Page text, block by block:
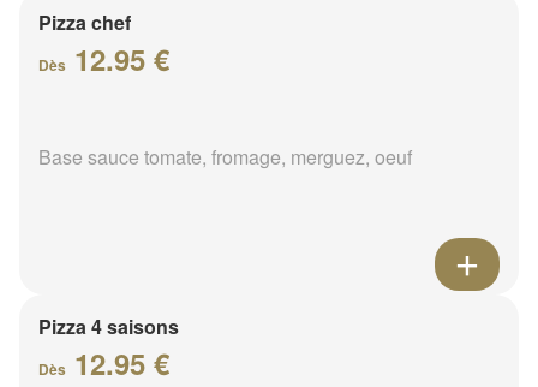
Pizza chef
Dès 12.95 €
Base sauce tomate, fromage, merguez, oeuf
Pizza 4 saisons
Dès 12.95 €